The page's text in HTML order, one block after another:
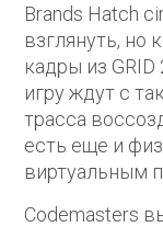
Brands Hatch
взглянуть, но
кадры из
игру ждут с
трасса
есть еще и
виртуальным
Codemasters